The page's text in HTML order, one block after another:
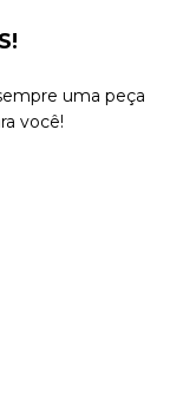
uma peça
você!